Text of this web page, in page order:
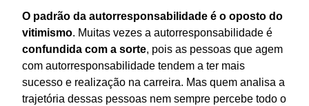
O padrão da autorresponsabilidade é o oposto do
vitimismo. Muitas vezes a autorresponsabilidade é
confundida com a sorte, pois as pessoas que agem
com autorresponsabilidade tendem a ter mais
sucesso e realização na carreira. Mas quem analisa a
trajetória dessas pessoas nem sempre percebe todo o